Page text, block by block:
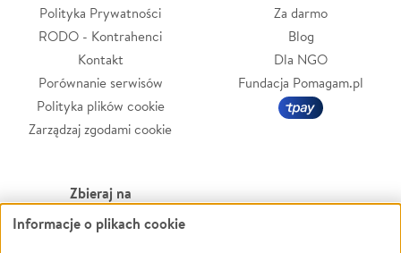
Polityka Prywatności
RODO - Kontrahenci
Kontakt
Porównanie serwisów
Polityka plików cookie
Zarządzaj zgodami cookie
Za darmo
Blog
Dla NGO
Fundacja Pomagam.pl
Zbieraj na
Leczenie
Informacje o plikach cookie